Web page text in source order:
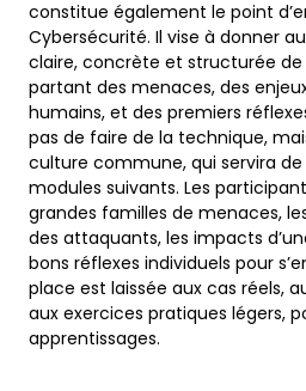
constitue également le point
Cybersécurité. Il vise à donner
claire, concrète et structurée
partant des menaces, des
humains, et des premiers
pas de faire de la technique,
culture commune, qui servira de
modules suivants. Les
grandes familles de menaces,
des attaquants, les impacts
bons réflexes individuels pour
place est laissée aux cas réels,
aux exercices pratiques légers,
apprentissages.